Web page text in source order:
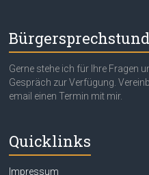
Gerne stehe ich für Ihre Fragen
Gespräch zur Verfügung.
email einen Termin mit mir.
Quicklinks
Impressum